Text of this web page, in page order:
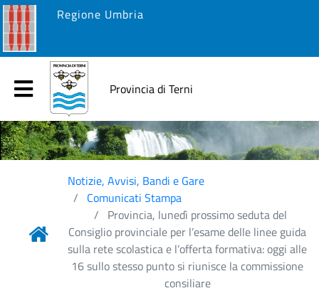
Regione Umbria
Provincia di Terni
Notizie, Avvisi, Bandi e Gare
Comunicati Stampa
Provincia, lunedì prossimo seduta del
Consiglio provinciale per l’esame delle linee guida
sulla rete scolastica e l’offerta formativa: oggi alle
16 sullo stesso punto si riunisce la commissione
consiliare